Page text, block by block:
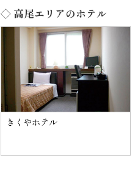
◇ 高尾エリアのホテル
きくやホテル